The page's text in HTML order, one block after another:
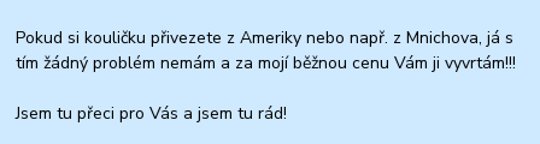
Pokud si kouličku přivezete z Ameriky nebo např. z Mnichova, já s
tím žádný problém nemám a za mojí běžnou cenu Vám ji vyvrtám!!!
Jsem tu přeci pro Vás a jsem tu rád!